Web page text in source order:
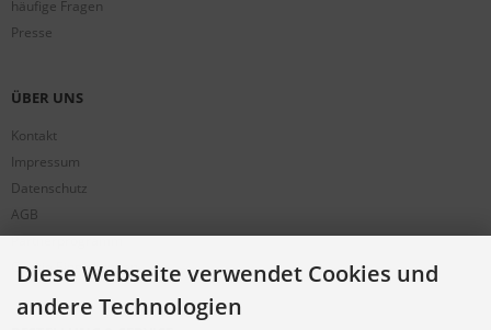
häufige Fragen
Presse
ÜBER UNS
Kontakt
Impressum
Datenschutz
AGB
Partnerprogramm
Cookie Einstellungen
Diese Webseite verwendet Cookies und
andere Technologien